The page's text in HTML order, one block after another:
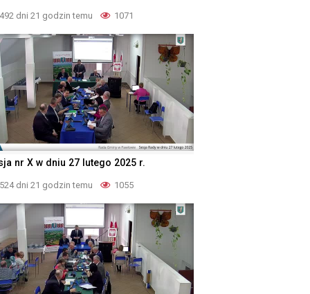
492 dni 21 godzin temu 1071
nr X w dniu 27 lutego 2025 r.
524 dni 21 godzin temu 1055